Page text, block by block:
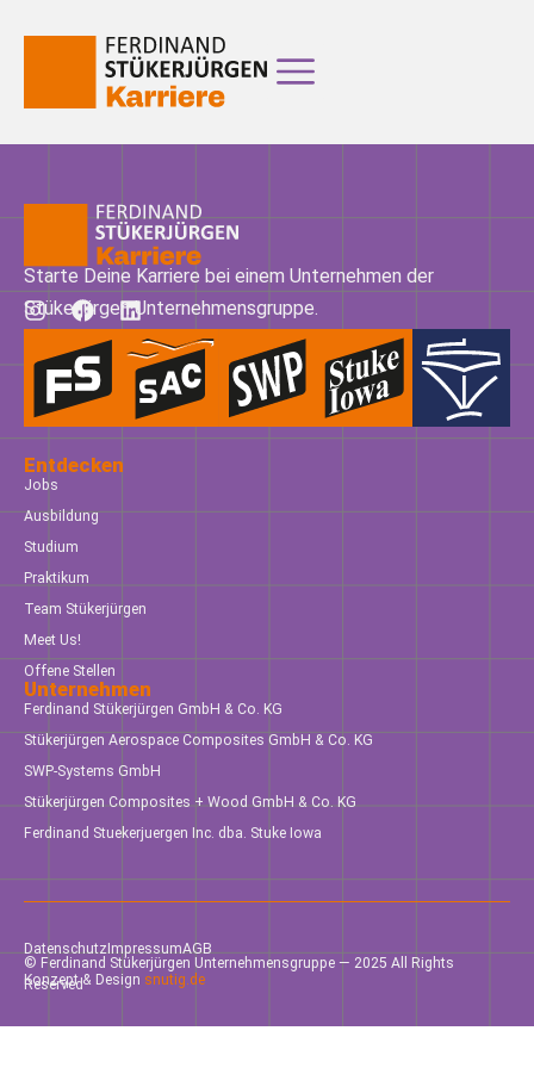
Starte Deine Karriere bei einem Unternehmen der
Stükerjürgen Unternehmensgruppe.
Entdecken
Jobs
Ausbildung
Studium
Praktikum
Team Stükerjürgen
Meet Us!
Offene Stellen
Unternehmen
Ferdinand Stükerjürgen GmbH & Co. KG
Stükerjürgen Aerospace Composites GmbH & Co. KG
SWP-Systems GmbH
Stükerjürgen Composites + Wood GmbH & Co. KG
Ferdinand Stuekerjuergen Inc. dba. Stuke Iowa
DatenschutzImpressumAGB
© Ferdinand Stükerjürgen Unternehmensgruppe — 2025 All Rights
Reserved
Konzept & Design snutig.de